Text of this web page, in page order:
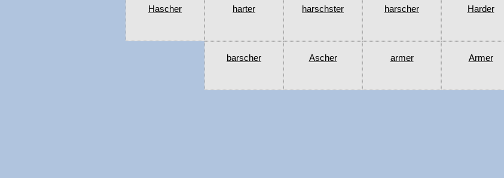
Hascher harter harschster harscher Harder
barscher Ascher armer Armer